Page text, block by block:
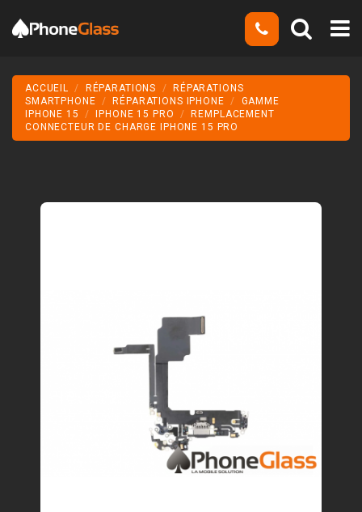
ACCUEIL RÉPARATIONS
RÉPARATIONS
SMARTPHONE
RÉPARATIONS IPHONE
GAMME
IPHONE 15
IPHONE 15 PRO
REMPLACEMENT
CONNECTEUR DE CHARGE IPHONE 15 PRO